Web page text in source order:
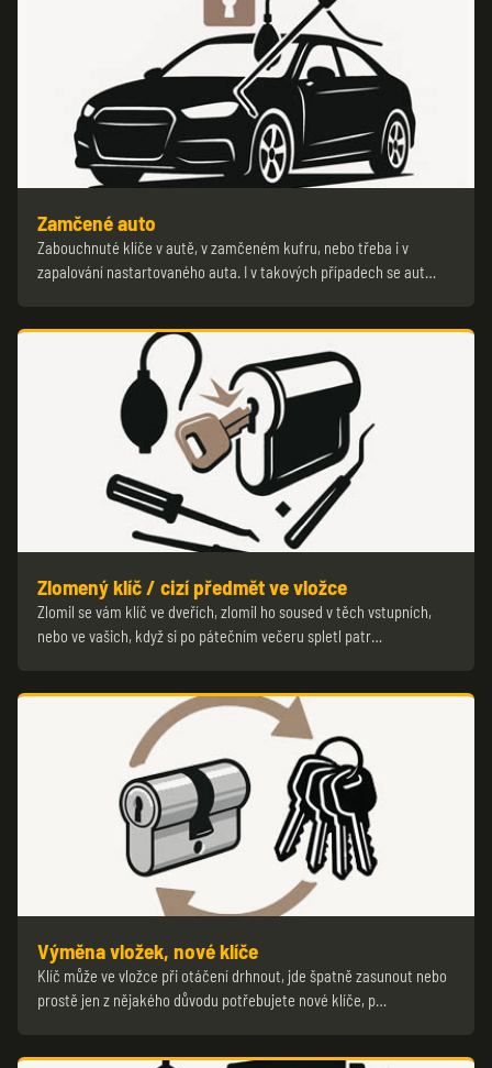
Zamčené auto
Zabouchnuté klíče v autě, v zamčeném kufru, nebo třeba i v
zapalování nastartovaného auta. I v takových případech se aut…
Zlomený klíč / cizí předmět ve vložce
Zlomil se vám klíč ve dveřích, zlomil ho soused v těch vstupních,
nebo ve vašich, když si po pátečním večeru spletl patr…
Výměna vložek, nové klíče
Klíč může ve vložce při otáčení drhnout, jde špatně zasunout nebo
prostě jen z nějakého důvodu potřebujete nové klíče, p…